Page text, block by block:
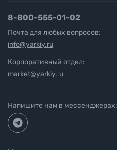
8-800-555-01-02
Почта для любых вопросов:
info@yarkiy.ru
Корпоративный отдел:
market@yarkiy.ru
Напишите нам в мессенджерах: